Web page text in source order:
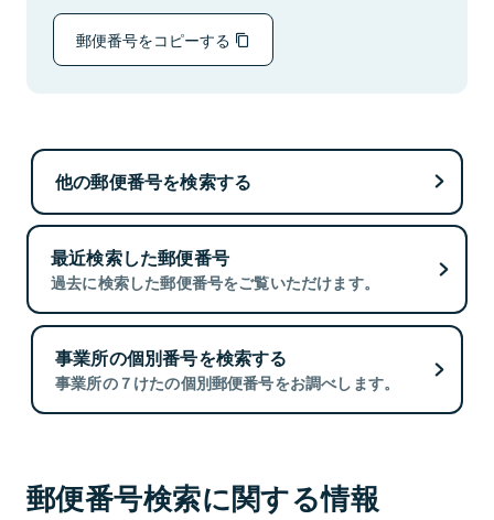
郵便番号をコピーする
他の郵便番号を検索する
最近検索した郵便番号
過去に検索した郵便番号をご覧いただけます。
事業所の個別番号を検索する
事業所の７けたの個別郵便番号をお調べします。
郵便番号検索に関する情報